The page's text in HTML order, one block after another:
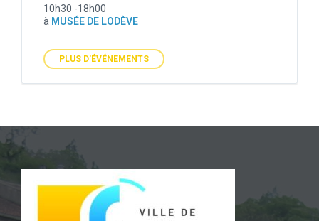
10h30 -18h00
à MUSÉE DE LODÈVE
PLUS D'ÉVÉNEMENTS